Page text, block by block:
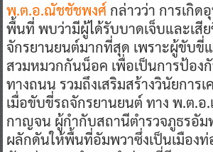
พ.ต.อ.ณัชชัชพงศ์ กล่าวว่า การเกิด
พื้นที่ พบว่ามีผู้ได้รับบาดเจ็บและเสี
จักรยานยนต์มากที่สุด เพราะผู้ขับขี่
สวมหมวกกันน็อค เพื่อเป็นการป้อง
ทางถนน รวมถึงเสริมสร้างวินัยการ
เมื่อขับขี่รถจักรยานยนต์ ทาง พ.ต.อ
กาญจน ผู้กำกับสถานีตำรวจภูธรอัม
ผลักดันให้พื้นที่อัมพวาซึ่งเป็นเมืองท่